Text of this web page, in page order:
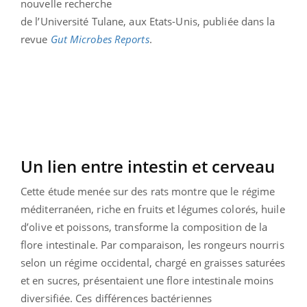
nouvelle recherche
de l’Université Tulane, aux Etats-Unis, publiée dans la
revue Gut Microbes Reports.
Un lien entre intestin et cerveau
Cette étude menée sur des rats montre que le régime
méditerranéen, riche en fruits et légumes colorés, huile
d’olive et poissons, transforme la composition de la
flore intestinale. Par comparaison, les rongeurs nourris
selon un régime occidental, chargé en graisses saturées
et en sucres, présentaient une flore intestinale moins
diversifiée. Ces différences bactériennes